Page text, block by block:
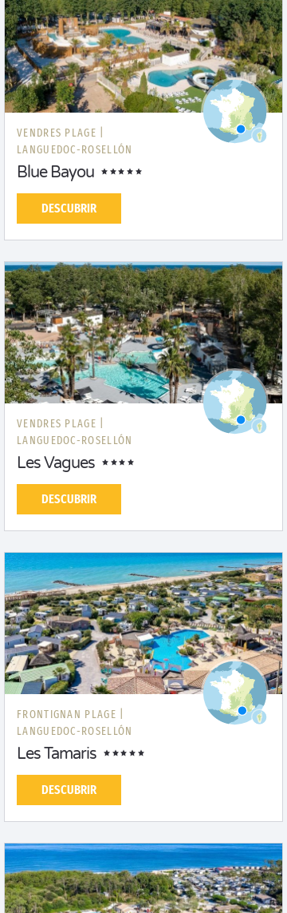
VENDRES PLAGE |
LANGUEDOC-ROSELLÓN
Blue Bayou
DESCUBRIR
VENDRES PLAGE |
LANGUEDOC-ROSELLÓN
Les Vagues
DESCUBRIR
FRONTIGNAN PLAGE |
LANGUEDOC-ROSELLÓN
Les Tamaris
DESCUBRIR